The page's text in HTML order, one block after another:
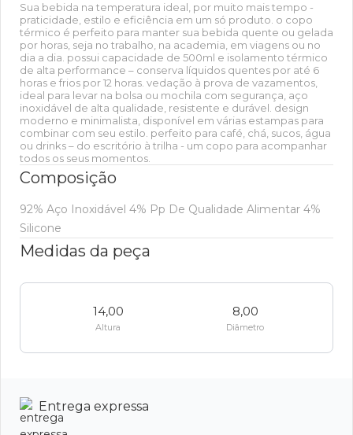
Sua bebida na temperatura ideal, por muito mais tempo -
praticidade, estilo e eficiência em um só produto. o copo
térmico é perfeito para manter sua bebida quente ou gelada
por horas, seja no trabalho, na academia, em viagens ou no
dia a dia. possui capacidade de 500ml e isolamento térmico
de alta performance – conserva líquidos quentes por até 6
horas e frios por 12 horas. vedação à prova de vazamentos,
ideal para levar na bolsa ou mochila com segurança, aço
inoxidável de alta qualidade, resistente e durável. design
moderno e minimalista, disponível em várias estampas para
combinar com seu estilo. perfeito para café, chá, sucos, água
ou drinks – do escritório à trilha - um copo para acompanhar
todos os seus momentos.
Composição
92% Aço Inoxidável 4% Pp De Qualidade Alimentar 4%
Silicone
Medidas da peça
14,00
Altura
8,00
Diâmetro
Entrega expressa